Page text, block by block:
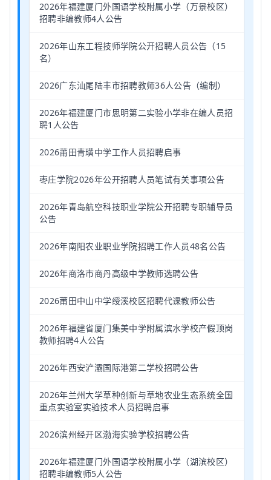
2026年福建厦门外国语学校附属小学（万景校区）
招聘非编教师4人公告
2026年山东工程技师学院公开招聘人员公告（15
名）
2026广东汕尾陆丰市招聘教师36人公告（编制）
2026年福建厦门市思明第二实验小学非在编人员招
聘1人公告
2026莆田青璜中学工作人员招聘启事
枣庄学院2026年公开招聘人员笔试有关事项公告
2026年青岛航空科技职业学院公开招聘专职辅导员
公告
2026年南阳农业职业学院招聘工作人员48名公告
2026年商洛市商丹高级中学教师选聘公告
2026莆田中山中学绶溪校区招聘代课教师公告
2026年福建省厦门集美中学附属滨水学校产假顶岗
教师招聘4人公告
2026年西安浐灞国际港第二学校招聘公告
2026年兰州大学草种创新与草地农业生态系统全国
重点实验室实验技术人员招聘启事
2026滨州经开区渤海实验学校招聘公告
2026年福建厦门外国语学校附属小学（湖滨校区）
招聘非编教师5人公告